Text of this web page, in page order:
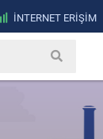
İNTERNET ERİŞİM